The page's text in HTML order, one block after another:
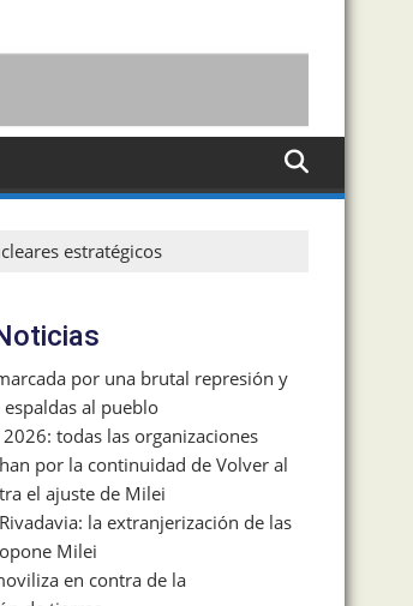
estratégicos
por una brutal represión y
espaldas al pueblo
2026: todas las organizaciones
por la continuidad de Volver al
el ajuste de Milei
la extranjerización de las
Milei
en contra de la